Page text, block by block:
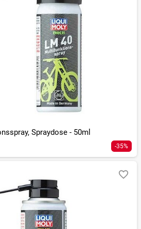
Spraydose - 50ml
-35%